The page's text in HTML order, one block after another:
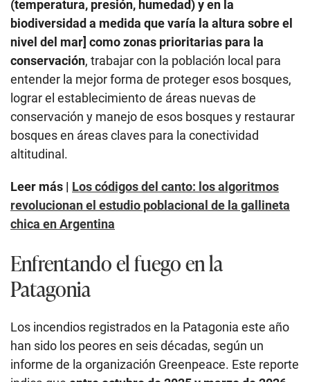
(temperatura, presión, humedad) y en la
biodiversidad a medida que varía la altura sobre el
nivel del mar] como zonas prioritarias para la
conservación, trabajar con la población local para
entender la mejor forma de proteger esos bosques,
lograr el establecimiento de áreas nuevas de
conservación y manejo de esos bosques y restaurar
bosques en áreas claves para la conectividad
altitudinal.
Leer más | Los códigos del canto: los algoritmos
revolucionan el estudio poblacional de la gallineta
chica en Argentina
Enfrentando el fuego en la
Patagonia
Los incendios registrados en la Patagonia este año
han sido los peores en seis décadas, según un
informe de la organización Greenpeace. Este reporte